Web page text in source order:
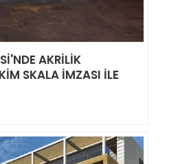
AKRILIK
SKALA IMZASI ILE